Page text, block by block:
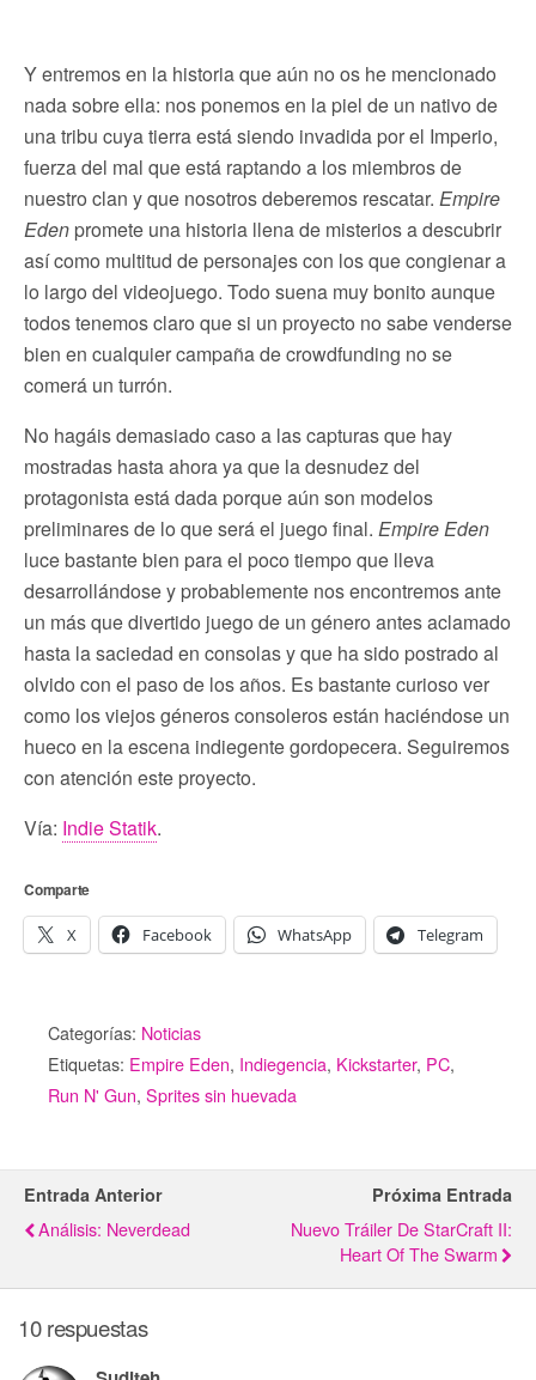
Y entremos en la historia que aún no os he mencionado
nada sobre ella: nos ponemos en la piel de un nativo de
una tribu cuya tierra está siendo invadida por el Imperio,
fuerza del mal que está raptando a los miembros de
nuestro clan y que nosotros deberemos rescatar. Empire
Eden promete una historia llena de misterios a descubrir
así como multitud de personajes con los que congienar a
lo largo del videojuego. Todo suena muy bonito aunque
todos tenemos claro que si un proyecto no sabe venderse
bien en cualquier campaña de crowdfunding no se
comerá un turrón.
No hagáis demasiado caso a las capturas que hay
mostradas hasta ahora ya que la desnudez del
protagonista está dada porque aún son modelos
preliminares de lo que será el juego final. Empire Eden
luce bastante bien para el poco tiempo que lleva
desarrollándose y probablemente nos encontremos ante
un más que divertido juego de un género antes aclamado
hasta la saciedad en consolas y que ha sido postrado al
olvido con el paso de los años. Es bastante curioso ver
como los viejos géneros consoleros están haciéndose un
hueco en la escena indiegente gordopecera. Seguiremos
con atención este proyecto.
Vía: Indie Statik.
Comparte
X Facebook WhatsApp Telegram
Categorías: Noticias
Etiquetas: Empire Eden, Indiegencia, Kickstarter, PC,
Run N' Gun, Sprites sin huevada
Entrada Anterior
Análisis: Neverdead
Próxima Entrada
Nuevo Tráiler De StarCraft II:
Heart Of The Swarm
10 respuestas